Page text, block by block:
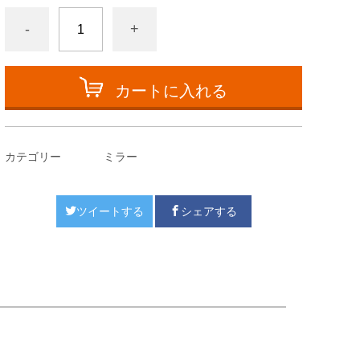
- +
カートに入れる
カテゴリー ミラー
ツイートする シェアする